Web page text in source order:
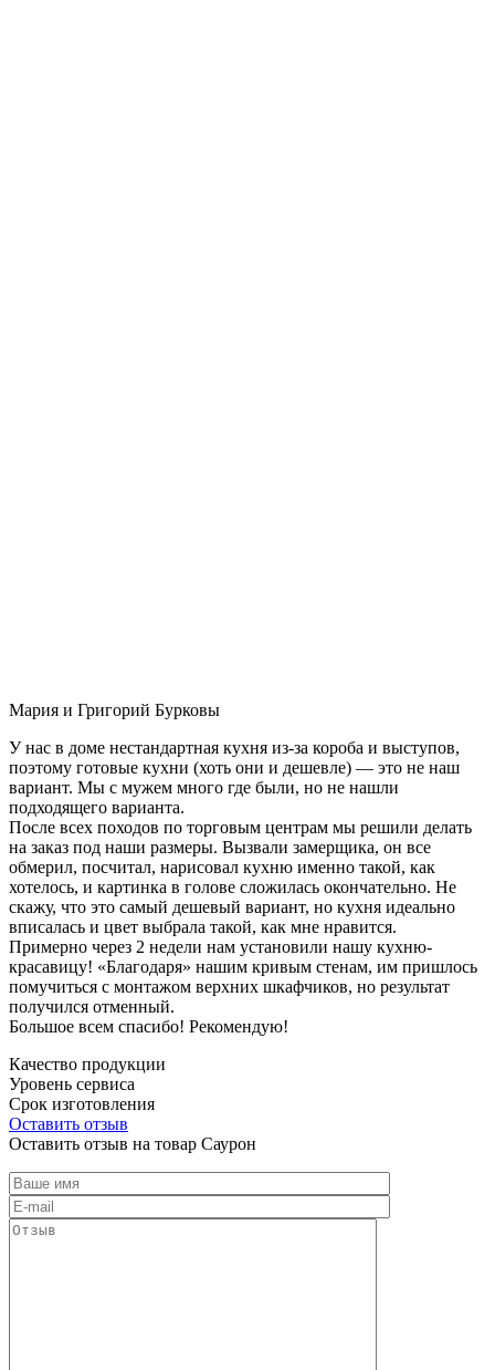
Мария и Григорий Бурковы
У нас в доме нестандартная кухня из-за короба и выступов,
поэтому готовые кухни (хоть они и дешевле) — это не наш
вариант. Мы с мужем много где были, но не нашли
подходящего варианта.
После всех походов по торговым центрам мы решили делать
на заказ под наши размеры. Вызвали замерщика, он все
обмерил, посчитал, нарисовал кухню именно такой, как
хотелось, и картинка в голове сложилась окончательно. Не
скажу, что это самый дешевый вариант, но кухня идеально
вписалась и цвет выбрала такой, как мне нравится.
Примерно через 2 недели нам установили нашу кухню-
красавицу! «Благодаря» нашим кривым стенам, им пришлось
помучиться с монтажом верхних шкафчиков, но результат
получился отменный.
Большое всем спасибо! Рекомендую!
Качество продукции
Уровень сервиса
Срок изготовления
Оставить отзыв
Оставить отзыв на товар Саурон